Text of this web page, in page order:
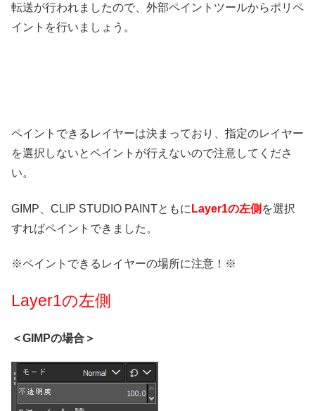
転送が行われましたので、外部ペイントツールからポリペ
イントを行いましょう。
ペイントできるレイヤーは決まっており、指定のレイヤー
を選択しないとペイントが行えないので注意してくださ
い。
GIMP、CLIP STUDIO PAINTともに Layer1の左側 を選択
すればペイントできました。
※ペイントできるレイヤーの場所に注意！※
Layer1の左側
＜GIMPの場合＞